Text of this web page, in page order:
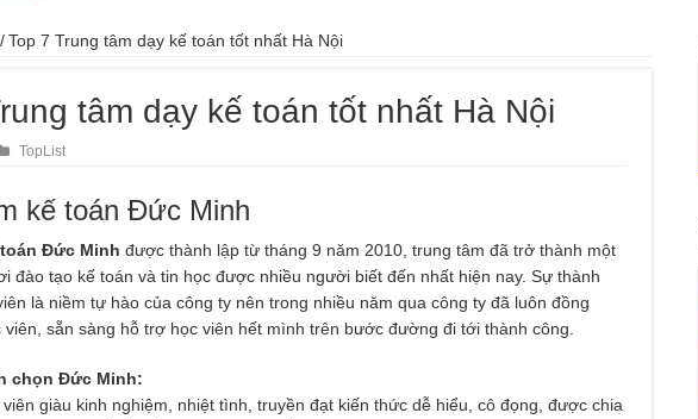
/Top 7 Trung tâm dạy kế toán tốt nhất Hà Nội
tâm dạy kế toán tốt nhất Hà Nội
TopList
kế toán Đức Minh
Đức Minh được thành lập từ tháng 9 năm 2010, trung tâm đã trở thành một
đào tạo kế toán và tin học được nhiều người biết đến nhất hiện nay. Sự thành
là niềm tự hào của công ty nên trong nhiều năm qua công ty đã luôn đồng
viên, sẵn sàng hỗ trợ học viên hết mình trên bước đường đi tới thành công.
chọn Đức Minh:
giàu kinh nghiệm, nhiệt tình, truyền đạt kiến thức dễ hiểu, cô đọng, được chia